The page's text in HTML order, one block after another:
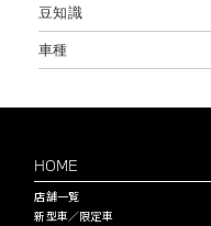
豆知識
車種
HOME
店舗一覧
新型車／限定車